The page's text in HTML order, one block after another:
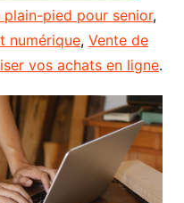
plain-pied pour senior,
numérique, Vente de
vos achats en ligne.